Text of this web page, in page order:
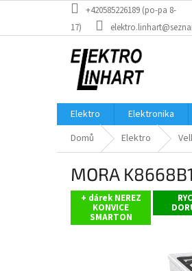
obsah
+420585226189 (po-pa 8-
17)
Elektro Elektronika
Domů
Elektro
MORA
+ dárek NEREZ
KONVICE
SMARTON